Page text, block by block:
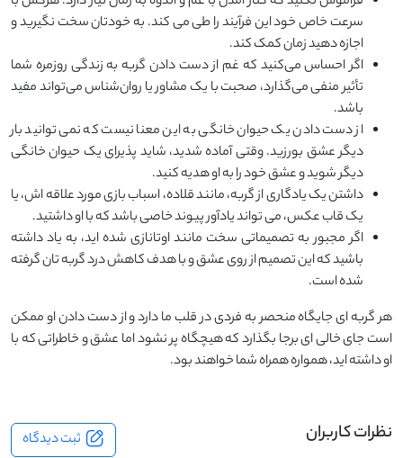
سرعت خاص خود این فرآیند را طی می‌ کند. به خودتان سخت نگیرید و
اجازه دهید زمان کمک کند.
اگر احساس می‌کنید که غم از دست دادن گربه به زندگی روزمره شما
تأثیر منفی می‌گذارد، صحبت با یک مشاور یا روان‌شناس می‌تواند مفید
باشد.
از دست دادن یک حیوان خانگی به این معنا نیست که نمی ‌توانید بار
دیگر عشق بورزید. وقتی آماده شدید، شاید پذیرای یک حیوان خانگی
دیگر شوید و عشق خود را به او هدیه کنید.
داشتن یک یادگاری از گربه، مانند قلاده، اسباب ‌بازی مورد علاقه‌ اش، یا
یک قاب عکس، می ‌تواند یادآور پیوند خاصی باشد که با او داشتید.
اگر مجبور به تصمیماتی سخت مانند اوتانازی شده ‌اید، به یاد داشته
باشید که این تصمیم از روی عشق و با هدف کاهش درد گربه ‌تان گرفته
شده است.
هر گربه ‌ای جایگاه منحصر به ‌فردی در قلب ما دارد و از دست دادن او ممکن
است جای خالی ‌ای برجا بگذارد که هیچگاه پر نشود اما عشق و خاطراتی که با
او داشته ‌اید، همواره همراه شما خواهند بود.
نظرات کاربران ثبت دیدگاه